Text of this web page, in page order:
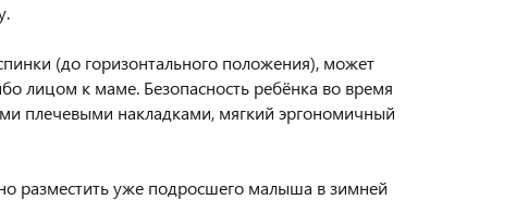
(до горизонтального положения), может
лицом к маме. Безопасность ребёнка во время
плечевыми накладками, мягкий эргономичный
разместить уже подросшего малыша в зимней